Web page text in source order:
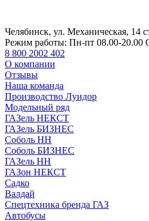
Челябинск, ул. Механическая, 14
Режим работы: Пн-пт 08.00-20.00
8 800 2002 402
О компании
Отзывы
Наша команда
Производство Луидор
Модельный ряд
ГАЗель НЕКСТ
ГАЗель БИЗНЕС
Соболь НН
Соболь БИЗНЕС
ГАЗель НН
ГАЗон НЕКСТ
Садко
Валдай
Спецтехника бренда ГАЗ
Автобусы